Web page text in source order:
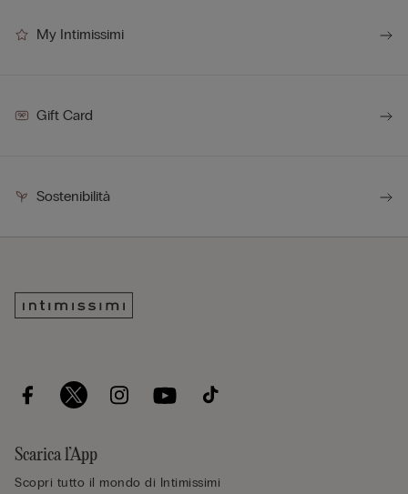
My Intimissimi
Gift Card
Sostenibilità
Scarica l’App
Scopri tutto il mondo di Intimissimi